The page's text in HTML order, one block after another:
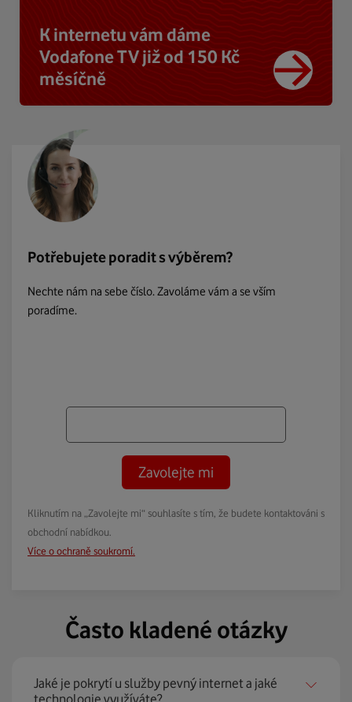
K internetu vám dáme
Vodafone TV již od 150 Kč
měsíčně
Potřebujete poradit s výběrem?
Nechte nám na sebe číslo. Zavoláme vám a se vším
poradíme.
Zavolejte mi
Kliknutím na „Zavolejte mi“ souhlasíte s tím, že budete kontaktováni s
obchodní nabídkou.
Více o ochraně soukromí.
Často kladené otázky
Jaké je pokrytí u služby pevný internet a jaké
technologie využíváte?